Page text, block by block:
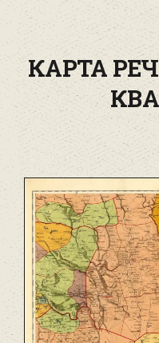
КАРТА